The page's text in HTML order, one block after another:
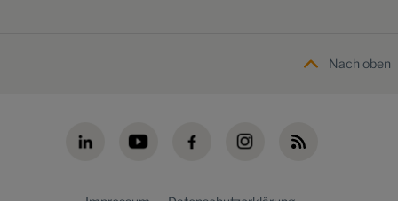
Nach oben